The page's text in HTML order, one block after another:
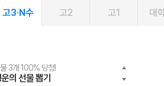
고3·N수 고2 고1 대
3개 100% 당첨!
의 선물 뽑기
100% 증정!
스터디 X 올리브
방학 스터디 캐시백
런 썸머스쿨
러셀 단과
공개선발
트러닝앱
EVENT
패스
무료 체험권
패스 수강생 무료혜택!
클럽 멤버십
공헌 캠페인
이룸 메가나눔